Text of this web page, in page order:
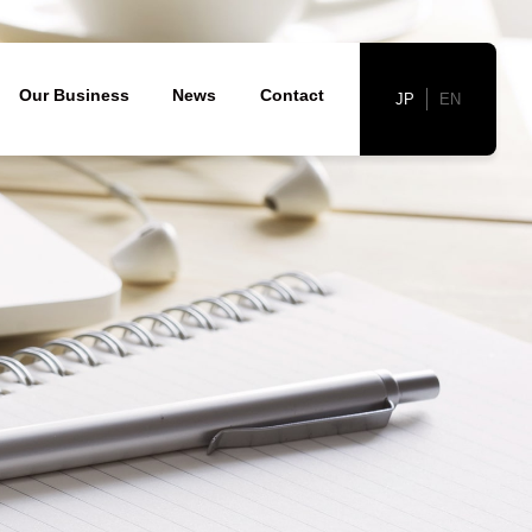
)
会社概要
Our Business
臨床開発
News Contact JP EN